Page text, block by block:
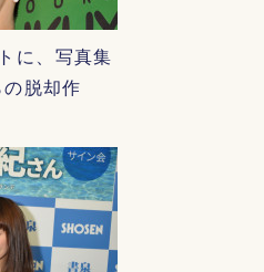
に、写真集
脱却作